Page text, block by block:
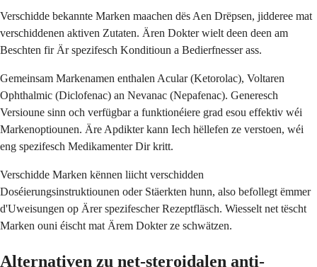
Verschidde bekannte Marken maachen dës Aen Drëpsen, jidderee mat
verschiddenen aktiven Zutaten. Ären Dokter wielt deen deen am
Beschten fir Är spezifesch Konditioun a Bedierfnesser ass.
Gemeinsam Markenamen enthalen Acular (Ketorolac), Voltaren
Ophthalmic (Diclofenac) an Nevanac (Nepafenac). Generesch
Versioune sinn och verfügbar a funktionéiere grad esou effektiv wéi
Markenoptiounen. Äre Apdikter kann Iech hëllefen ze verstoen, wéi
eng spezifesch Medikamenter Dir kritt.
Verschidde Marken kënnen liicht verschidden
Doséierungsinstruktiounen oder Stäerkten hunn, also befollegt ëmmer
d'Uweisungen op Ärer spezifescher Rezeptfläsch. Wiesselt net tëscht
Marken ouni éischt mat Ärem Dokter ze schwätzen.
Alternativen zu net-steroidalen anti-